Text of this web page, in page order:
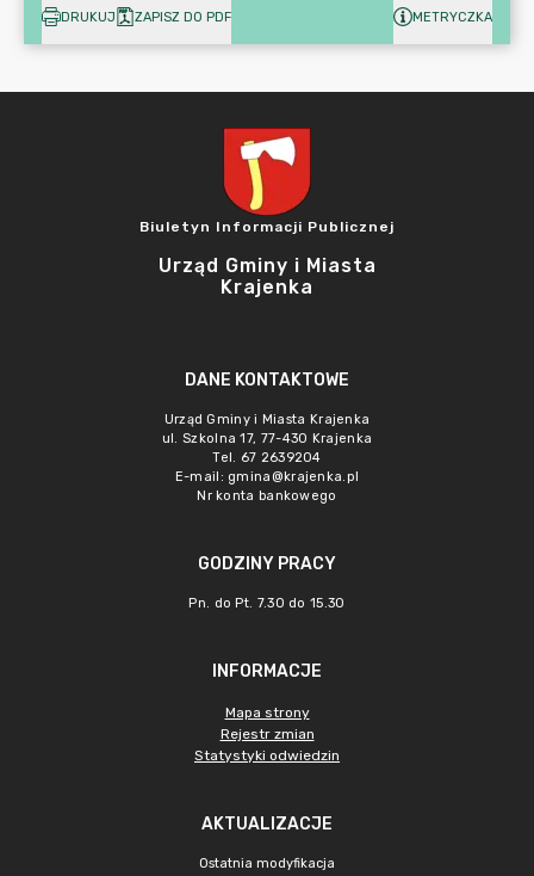
DRUKUJ ZAPISZ DO PDF METRYCZKA
Biuletyn Informacji Publicznej
Urząd Gminy i Miasta
Krajenka
DANE KONTAKTOWE
Urząd Gminy i Miasta Krajenka
ul. Szkolna 17, 77-430 Krajenka
Tel. 67 2639204
E-mail: gmina@krajenka.pl
Nr konta bankowego
GODZINY PRACY
Pn. do Pt. 7.30 do 15.30
INFORMACJE
Mapa strony
Rejestr zmian
Statystyki odwiedzin
AKTUALIZACJE
Ostatnia modyfikacja